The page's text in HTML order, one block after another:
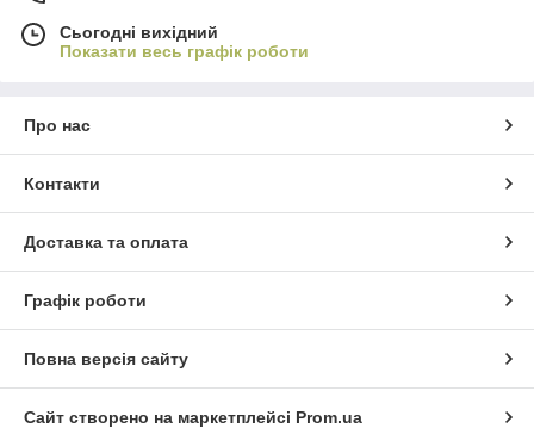
Сьогодні вихідний
Показати весь графік роботи
Про нас
Контакти
Доставка та оплата
Графік роботи
Повна версія сайту
Сайт створено на маркетплейсі Prom.ua